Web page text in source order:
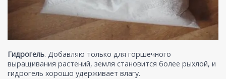
Гидрогель. Добавляю только для горшечного
выращивания растений, земля становится более рыхлой, и
гидрогель хорошо удерживает влагу.